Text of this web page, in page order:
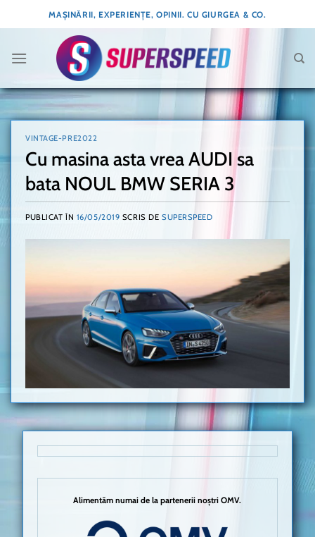
to
MAȘINĂRII, EXPERIENȚE, OPINII. CU GIURGEA & CO.
VINTAGE-PRE2022
Cu masina asta vrea AUDI sa
bata NOUL BMW SERIA 3
PUBLICAT ÎN 16/05/2019 SCRIS DE SUPERSPEED
Alimentăm numai de la partenerii noștri OMV.